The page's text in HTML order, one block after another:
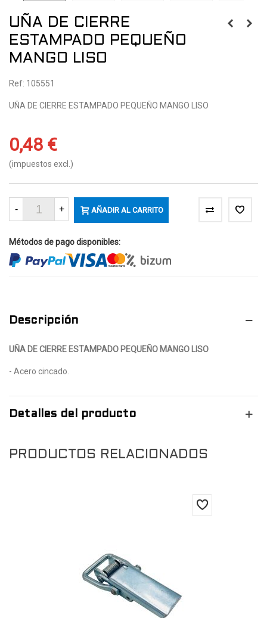
UÑA DE CIERRE
ESTAMPADO PEQUEÑO
MANGO LISO
Ref: 105551
UÑA DE CIERRE ESTAMPADO PEQUEÑO MANGO LISO
0,48 €
(impuestos excl.)
- + AÑADIR AL CARRITO
Métodos de pago disponibles:
Descripción
UÑA DE CIERRE ESTAMPADO PEQUEÑO MANGO LISO
- Acero cincado.
Detalles del producto
PRODUCTOS RELACIONADOS